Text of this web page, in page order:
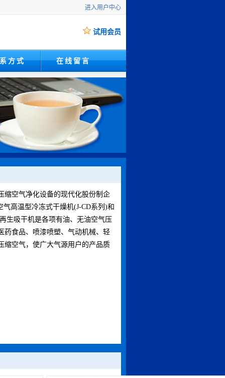
进入用户中心
试用会员
方式 在线留言
缩空气净化设备的现代化股份制企
高温型冷冻式干燥机(J-CD系列)和
生吸干机是各项有油、无油空气压
药食品、喷漆喷塑、气动机械、轻
缩空气，使广大气源用户的产品质